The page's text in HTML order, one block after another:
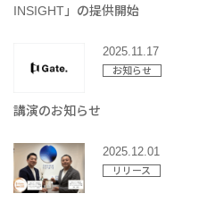
INSIGHT」の提供開始
2025.11.17
お知らせ
講演のお知らせ
2025.12.01
リリース